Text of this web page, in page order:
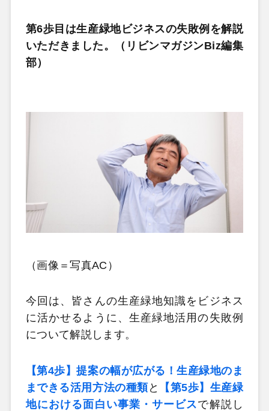
第6歩目は生産緑地ビジネスの失敗例を解説
いただきました。（リビンマガジンBiz編集
部）
（画像＝写真AC）
今回は、皆さんの生産緑地知識をビジネス
に活かせるように、生産緑地活用の失敗例
について解説します。
【第4歩】提案の幅が広がる！生産緑地のま
まできる活用方法の種類と
【第5歩】生産緑
地における面白い事業・サービスで解説し